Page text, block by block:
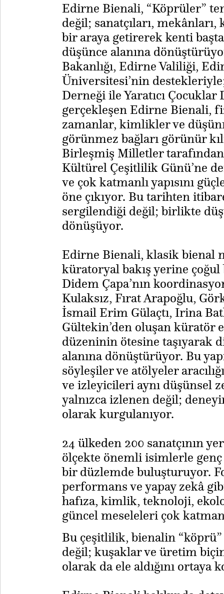
Edirne Bienali, “Köprüler”
değil; sanatçıları,
bir araya getirerek kenti
düşünce alanına
Bakanlığı, Edirne Valiliği,
Üniversitesi’nin
Derneği ile Yaratıcı
gerçekleşen Edirne Bienali,
zamanlar, kimlikler ve
görünmez bağları görünür
Birleşmiş Milletler
Kültürel Çeşitlilik Günü’ne
ve çok katmanlı yapısını
öne çıkıyor. Bu tarihten
sergilendiği değil; birlikte
dönüşüyor.
Edirne Bienali, klasik bienal
küratoryal bakış yerine
Didem Çapa’nın
Kulaksız, Fırat Arapoğlu,
İsmail Erim Gülaçtı, Irina
Gültekin’den oluşan küratör
düzeninin ötesine taşıyarak
alanına dönüştürüyor. Bu
söyleşiler ve atölyeler
ve izleyicileri aynı düşünsel
yalnızca izlenen değil;
olarak kurgulanıyor.
24 ülkeden 200 sanatçının
ölçekte önemli isimlerle
bir düzlemde buluşturuyor.
performans ve yapay zekâ
hafıza, kimlik, teknoloji,
güncel meseleleri çok
Bu çeşitlilik, bienalin “köprü”
değil; kuşaklar ve üretim
olarak da ele aldığını ortaya